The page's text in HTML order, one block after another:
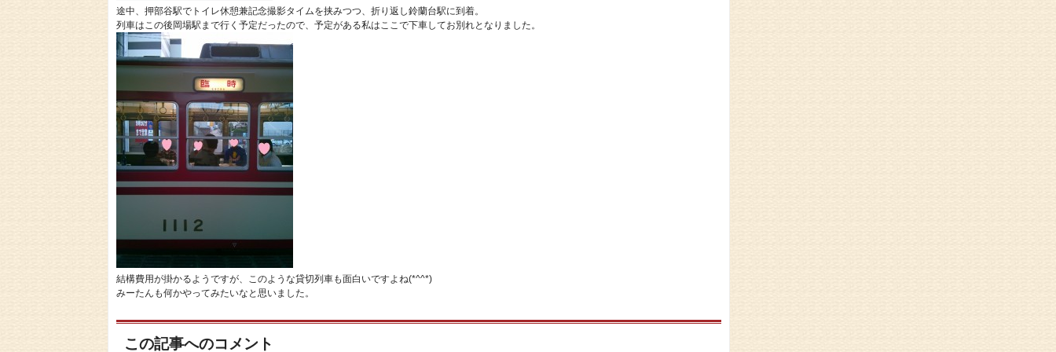
途中、押部谷駅でトイレ休憩兼記念撮影タイムを挟みつつ、折り返し鈴蘭台駅に到着。
列車はこの後岡場駅まで行く予定だったので、予定がある私はここで下車してお別れとなりました。
結構費用が掛かるようですが、このような貸切列車も面白いですよね(*^^*)
みーたんも何かやってみたいなと思いました。
この記事へのコメント